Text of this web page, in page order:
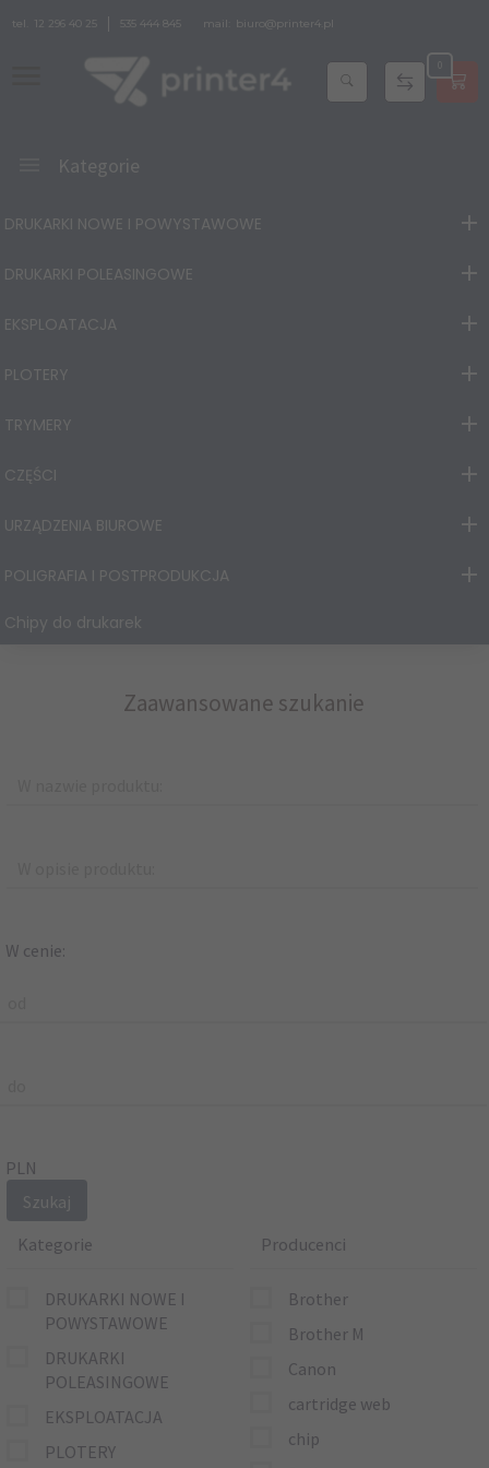
tel. 12 296 40 25 535 444 845 mail: biuro@printer4.pl
Kategorie
DRUKARKI NOWE I POWYSTAWOWE
DRUKARKI POLEASINGOWE
EKSPLOATACJA
PLOTERY
TRYMERY
CZĘŚCI
URZĄDZENIA BIUROWE
POLIGRAFIA I POSTPRODUKCJA
Chipy do drukarek
Zaawansowane szukanie
W cenie:
PLN
Kategorie
DRUKARKI NOWE I
POWYSTAWOWE
DRUKARKI
POLEASINGOWE
EKSPLOATACJA
PLOTERY
Producenci
Brother
Brother M
Canon
cartridge web
chip